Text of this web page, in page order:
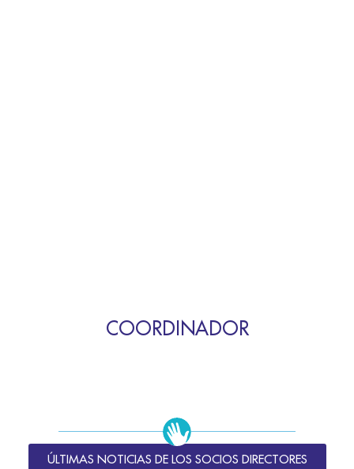
COORDINADOR
ÚLTIMAS NOTICIAS DE LOS SOCIOS DIRECTORES